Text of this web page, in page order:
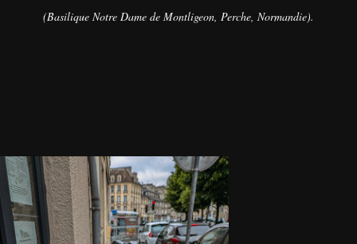
(Basilique Notre Dame de Montligeon, Perche, Normandie).